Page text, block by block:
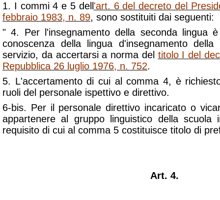
1. I commi 4 e 5 dell 'art. 6 del decreto del
febbraio 1983, n. 89, sono sostituiti dai seguenti:
" 4. Per l'insegnamento della seconda lingua
conoscenza della lingua d'insegnamento
servizio, da accertarsi a norma del titolo I del
Repubblica 26 luglio 1976, n. 752.
5. L'accertamento di cui al comma 4, è
ruoli del personale ispettivo e direttivo.
6-bis. Per il personale direttivo incaricato o
appartenere al gruppo linguistico della
requisito di cui al comma 5 costituisce titolo di
Art. 4.